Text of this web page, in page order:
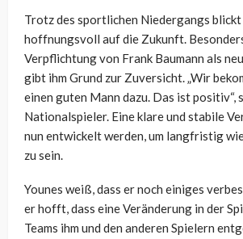
Trotz des sportlichen Niedergangs blickt
hoffnungsvoll auf die Zukunft.
Verpflichtung von Frank Baumann als
gibt ihm Grund zur Zuversicht. „Wir
einen guten Mann dazu. Das ist positiv“,
Nationalspieler. Eine klare und stabile
nun entwickelt werden, um langfristig
zu sein.
Younes weiß, dass er noch einiges
er hofft, dass eine Veränderung in der
Teams ihm und den anderen Spielern